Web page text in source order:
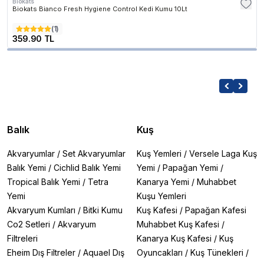
Biokats Bianco Fresh Hygiene Control Kedi Kumu 10Lt
(1)
359.90 TL
Balık
Akvaryumlar / Set Akvaryumlar
Balık Yemi / Cichlid Balık Yemi
Tropical Balık Yemi / Tetra
Yemi
Akvaryum Kumları / Bitki Kumu
Co2 Setleri / Akvaryum
Filtreleri
Eheim Dış Filtreler / Aquael Dış
Kuş
Kuş Yemleri / Versele Laga Kuş
Yemi / Papağan Yemi /
Kanarya Yemi / Muhabbet
Kuşu Yemleri
Kuş Kafesi / Papağan Kafesi
Muhabbet Kuş Kafesi /
Kanarya Kuş Kafesi / Kuş
Oyuncakları / Kuş Tünekleri /